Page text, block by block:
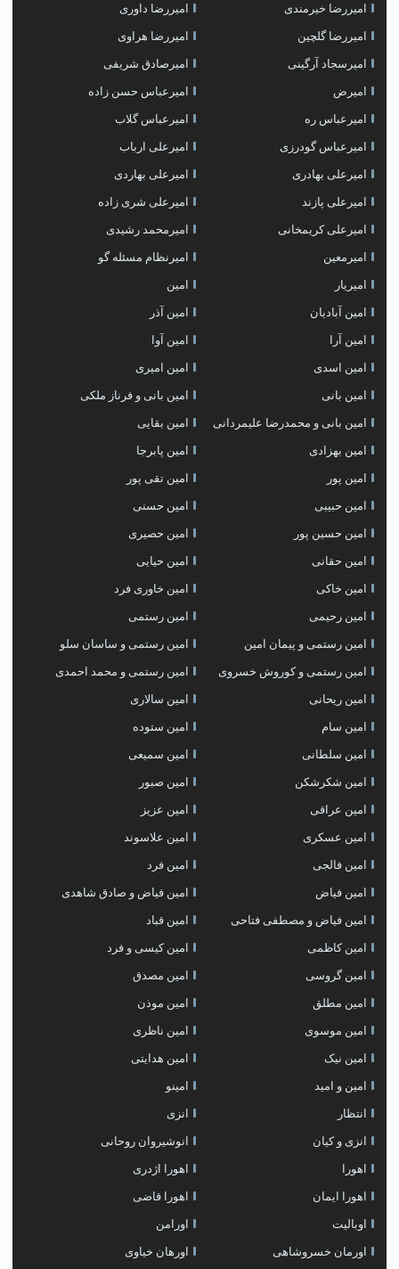
امیررضا خیرمندی امیررضا داوری
امیررضا گلچین امیررضا هراوی
امیرسجاد آرگینی امیرصادق شریفی
امیرض امیرعباس حسن زاده
امیرعباس ره امیرعباس گلاب
امیرعباس گودرزی امیرعلی ارباب
امیرعلی بهادری امیرعلی بهاردی
امیرعلی پازند امیرعلی شری زاده
امیرعلی کریمخانی امیرمحمد رشیدی
امیرمعین امیرنظام مسئله گو
امیریار امین
امین آبادیان امین آذر
امین آرا امین آوا
امین اسدی امین امیری
امین بانی امین بانی و فرناز ملکی
امین بانی و محمدرضا علیمردانی امین بقایی
امین بهزادی امین پابرجا
امین پور امین تقی پور
امین حبیبی امین حسنی
امین حسین پور امین حصیری
امین حقانی امین حیایی
امین خاکی امین خاوری فرد
امین رحیمی امین رستمی
امین رستمی و پیمان امین امین رستمی و ساسان سلو
امین رستمی و کوروش خسروی امین رستمی و محمد احمدی
امین ریحانی امین سالاری
امین سام امین ستوده
امین سلطانی امین سمیعی
امین شکرشکن امین صبور
امین عراقی امین عزیز
امین عسکری امین علاسوند
امین فالجی امین فرد
امین فیاض امین فیاض و صادق شاهدی
امین فیاض و مصطفی فتاحی امین قباد
امین کاظمی امین کیسی و فرد
امین گروسی امین مصدق
امین مطلق امین موذن
امین موسوی امین ناظری
امین نیک امین هدایتی
امین و امید امینو
انتظار انزی
انزی و کیان انوشیروان روحانی
اهورا اهورا اژدری
اهورا ایمان اهورا قاضی
اوبالیت اورامن
اورمان خسروشاهی اورهان خیاوی